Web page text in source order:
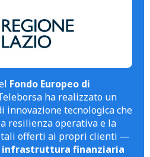
Fondo Europeo di
ha realizzato un
innovazione tecnologica che
resilienza operativa e la
offerti ai propri clienti —
infrastruttura finanziaria